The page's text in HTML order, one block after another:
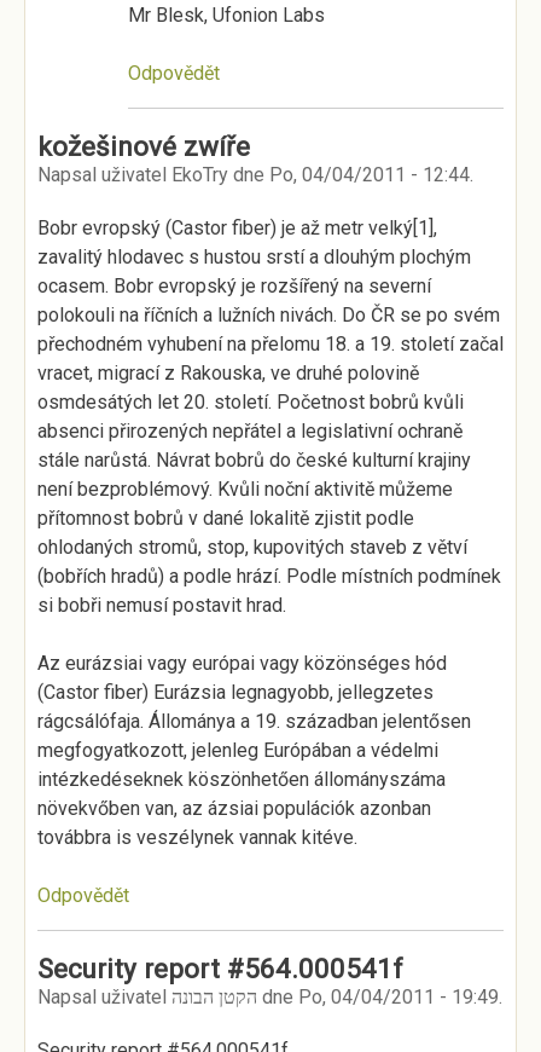
Mr Blesk, Ufonion Labs
Odpovědět
kožešinové zwíře
Napsal uživatel EkoTry dne Po, 04/04/2011 - 12:44.
Bobr evropský (Castor fiber) je až metr velký[1],
zavalitý hlodavec s hustou srstí a dlouhým plochým
ocasem. Bobr evropský je rozšířený na severní
polokouli na říčních a lužních nivách. Do ČR se po svém
přechodném vyhubení na přelomu 18. a 19. století začal
vracet, migrací z Rakouska, ve druhé polovině
osmdesátých let 20. století. Početnost bobrů kvůli
absenci přirozených nepřátel a legislativní ochraně
stále narůstá. Návrat bobrů do české kulturní krajiny
není bezproblémový. Kvůli noční aktivitě můžeme
přítomnost bobrů v dané lokalitě zjistit podle
ohlodaných stromů, stop, kupovitých staveb z větví
(bobřích hradů) a podle hrází. Podle místních podmínek
si bobři nemusí postavit hrad.
Az eurázsiai vagy európai vagy közönséges hód
(Castor fiber) Eurázsia legnagyobb, jellegzetes
rágcsálófaja. Állománya a 19. században jelentősen
megfogyatkozott, jelenleg Európában a védelmi
intézkedéseknek köszönhetően állományszáma
növekvőben van, az ázsiai populációk azonban
továbbra is veszélynek vannak kitéve.
Odpovědět
Security report #564.000541f
Napsal uživatel הקטן הבונה dne Po, 04/04/2011 - 19:49.